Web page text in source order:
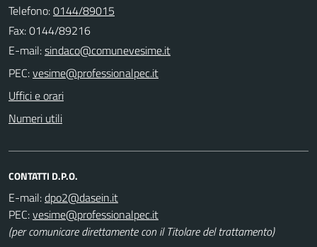
Telefono:0144/89015
Fax: 0144/89216
E-mail:
PEC:
Uffici e orari
Numeri utili
CONTATTI D.P.O.
E-mail:
PEC:
(per comunicare direttamente con il Titolare del trattamento)